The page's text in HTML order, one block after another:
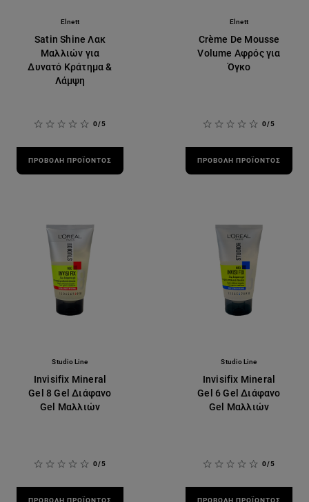
Elnett
Satin Shine Λακ
Μαλλιών για
Δυνατό Κράτημα &
Λάμψη
0/5
ΠΡΟΒΟΛΉ ΠΡΟΪΌΝΤΟΣ
Elnett
Crème De Mousse
Volume Αφρός για
Όγκο
0/5
ΠΡΟΒΟΛΉ ΠΡΟΪΌΝΤΟΣ
Studio Line
Invisifix Mineral
Gel 8 Gel Διάφανο
Gel Μαλλιών
0/5
Studio Line
Invisifix Mineral
Gel 6 Gel Διάφανο
Gel Μαλλιών
0/5